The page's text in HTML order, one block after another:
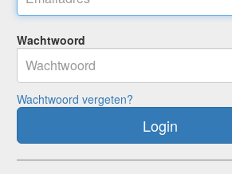
Wachtwoord
Wachtwoord vergeten?
Login